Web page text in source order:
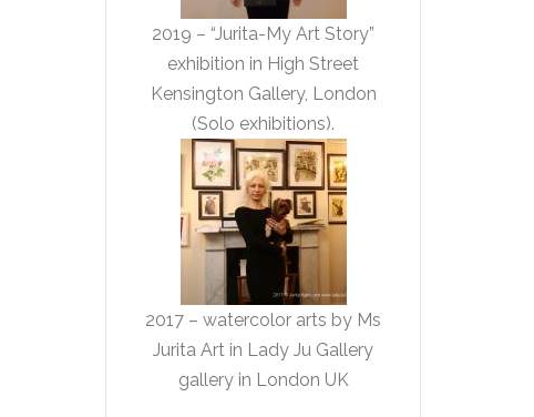
2019 – “Jurita-My Art Story”
exhibition in High Street
Kensington Gallery, London
(Solo exhibitions).
2017 – watercolor arts by Ms
Jurita Art in Lady Ju Gallery
gallery in London UK